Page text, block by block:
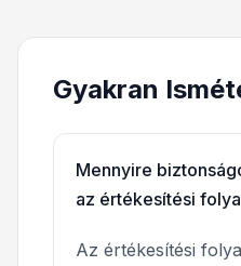
Gyakran
Mennyire
az értékesítési
Az értékesítési